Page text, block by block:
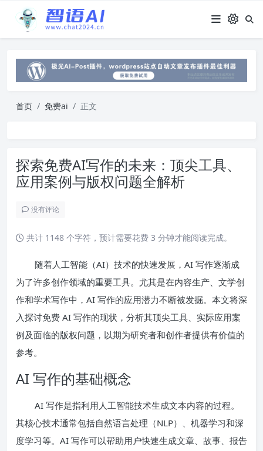
首页 免费ai 正文
探索免费AI写作的未来：顶尖工具、
应用案例与版权问题全解析
没有评论
共计 1148 个字符，预计需要花费 3 分钟才能阅读完成。
随着人工智能（AI）技术的快速发展，AI 写作逐渐成
为了许多创作领域的重要工具。尤其是在内容生产、文学创
作和学术写作中，AI 写作的应用潜力不断被发掘。本文将深
入探讨免费 AI 写作的现状，分析其顶尖工具、实际应用案
例及面临的版权问题，以期为研究者和创作者提供有价值的
参考。
AI 写作的基础概念
AI 写作是指利用人工智能技术生成文本内容的过程。
其核心技术通常包括自然语言处理（NLP）、机器学习和深
度学习等。AI 写作可以帮助用户快速生成文章、故事、报告